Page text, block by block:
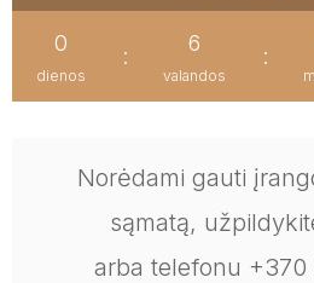
0
dienos
:
6
valandos
:
Norėdami gauti
sąmatą,
arba telefonu